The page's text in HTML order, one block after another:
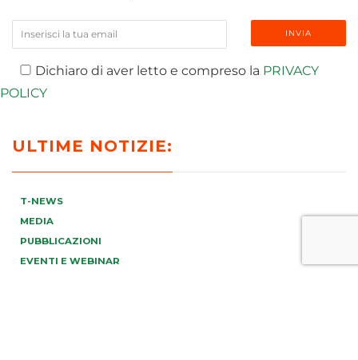
Dichiaro di aver letto e compreso la PRIVACY
POLICY
ULTIME NOTIZIE:
T-NEWS
MEDIA
PUBBLICAZIONI
EVENTI E WEBINAR